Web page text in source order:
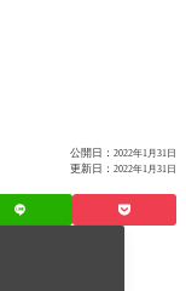
公開日： 2022年1月31日
更新日： 2022年1月31日